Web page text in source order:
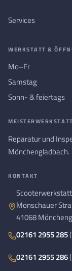
Services
WERKSTATT &
Mo–Fr
Samstag
Sonn- & feiertags
Reparatur und
Mönchengladbach.
KONTAKT
Monschauer
41068
02161 2955 285
02161 2955 286